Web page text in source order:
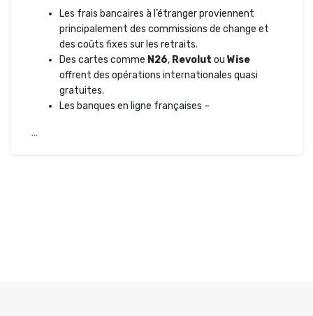
Les frais bancaires à l’étranger proviennent
principalement des commissions de change et
des coûts fixes sur les retraits.
Des cartes comme N26, Revolut ou Wise
offrent des opérations internationales quasi
gratuites.
Les banques en ligne françaises –
…